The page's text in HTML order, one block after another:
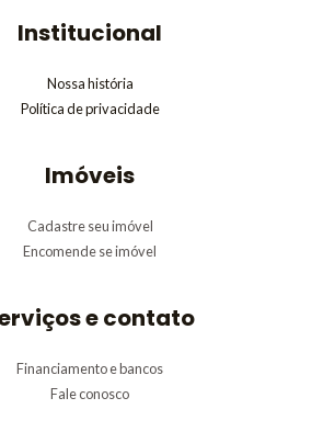
Institucional
Nossa história
Política de privacidade
Imóveis
Cadastre seu imóvel
Encomende se imóvel
e contato
Financiamento e bancos
Fale conosco